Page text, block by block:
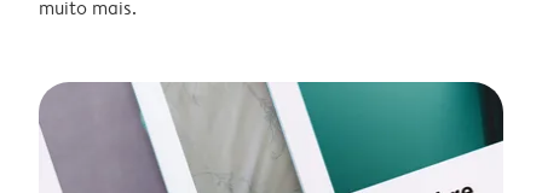
muito mais.